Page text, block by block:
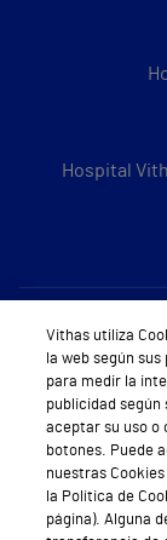
Hospital
Vithas utiliza
la web según
para medir la
publicidad según
aceptar su uso o
botones. Puede
nuestras
la Política de
página). Alguna